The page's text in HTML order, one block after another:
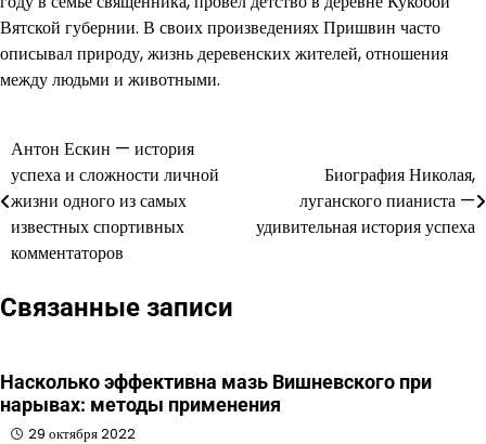
Вятской губернии. В своих произведениях Пришвин часто
описывал природу, жизнь деревенских жителей, отношения
между людьми и животными.
Навигация
по
записям
Антон Ескин — история
успеха и сложности личной
жизни одного из самых
известных спортивных
комментаторов
Биография Николая,
луганского пианиста —
удивительная история успеха
Связанные записи
Насколько эффективна мазь Вишневского при
нарывах: методы применения
29 октября 2022